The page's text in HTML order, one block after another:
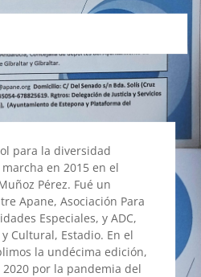
para la diversidad
en 2015 en el
Pérez. Fué un
Apane, Asociación Para
Especiales, y ADC,
Cultural, Estadio. En el
la undécima edición,
por la pandemia del